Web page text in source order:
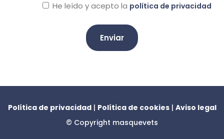
He leído y acepto la política de privacidad
t
Política de privacidad| Política de cookies| Aviso legal
© Copyright masquevets